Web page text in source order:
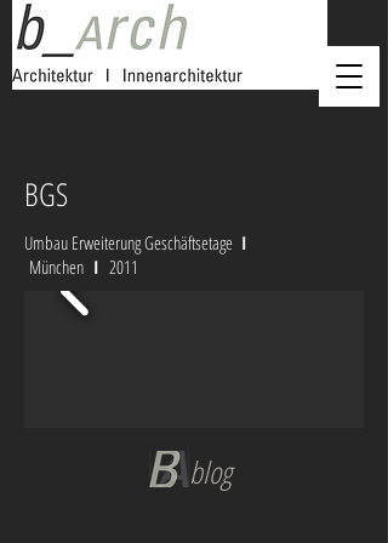
BGS
Umbau Erweiterung Geschäftsetage I
München I 2011
blog